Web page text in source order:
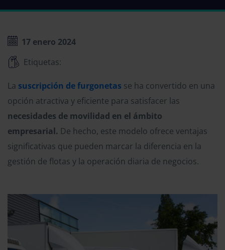
17 enero 2024
Etiquetas:
La suscripción de furgonetas se ha convertido en una
opción atractiva y eficiente para satisfacer las
necesidades de movilidad en el ámbito
empresarial. De hecho, este modelo ofrece ventajas
significativas que pueden marcar la diferencia en la
gestión de flotas y la operación diaria de negocios.